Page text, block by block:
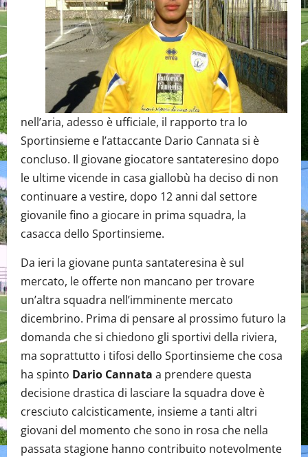
nell’aria, adesso è ufficiale, il rapporto tra lo
Sportinsieme e l’attaccante Dario Cannata si è
concluso. Il giovane giocatore santateresino dopo
le ultime vicende in casa giallobù ha deciso di non
continuare a vestire, dopo 12 anni dal settore
giovanile fino a giocare in prima squadra, la
casacca dello Sportinsieme.
Da ieri la giovane punta santateresina è sul
mercato, le offerte non mancano per trovare
un’altra squadra nell’imminente mercato
dicembrino. Prima di pensare al prossimo futuro la
domanda che si chiedono gli sportivi della riviera,
ma soprattutto i tifosi dello Sportinsieme che cosa
ha spinto Dario Cannata a prendere questa
decisione drastica di lasciare la squadra dove è
cresciuto calcisticamente, insieme a tanti altri
giovani del momento che sono in rosa che nella
passata stagione hanno contribuito notevolmente